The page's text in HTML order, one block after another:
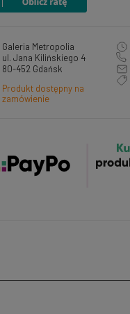
Galeria Metropolia
ul. Jana Kilińskiego 4
80-452 Gdańsk
Produkt dostępny na
zamówienie